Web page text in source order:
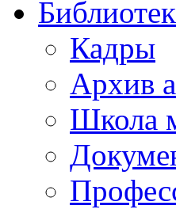
Кадры
Архив
Школа